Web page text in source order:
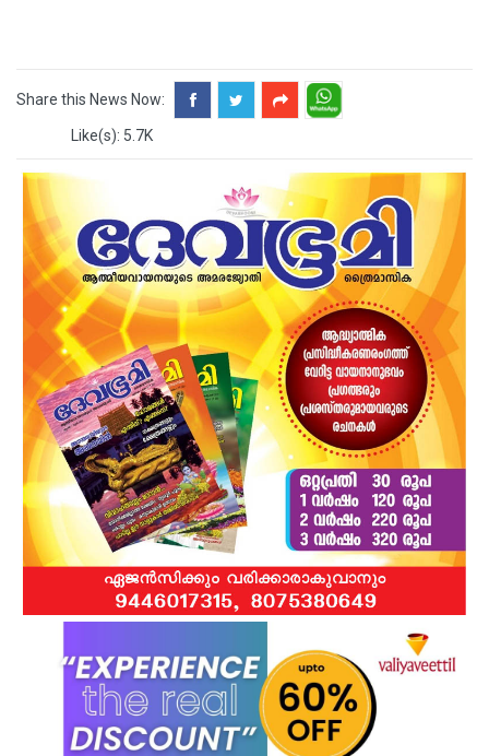
Share this News Now:
Like(s): 5.7K